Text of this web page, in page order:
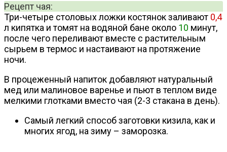
Рецепт чая:
Три-четыре столовых ложки костянок заливают 0,4
л кипятка и томят на водяной бане около 10 минут,
после чего переливают вместе с растительным
сырьем в термос и настаивают на протяжение
ночи.
В процеженный напиток добавляют натуральный
мед или малиновое варенье и пьют в теплом виде
мелкими глотками вместо чая (2-3 стакана в день).
Самый легкий способ заготовки кизила, как и
многих ягод, на зиму – заморозка.